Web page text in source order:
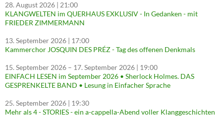
28. August 2026 | 21:00
KLANGWELTEN im QUERHAUS EXKLUSIV - In Gedanken - mit
FRIEDER ZIMMERMANN
13. September 2026 | 17:00
Kammerchor JOSQUIN DES PRÉZ - Tag des offenen Denkmals
15. September 2026 – 17. September 2026 | 19:00
EINFACH LESEN im September 2026 • Sherlock Holmes. DAS
GESPRENKELTE BAND • Lesung in Einfacher Sprache
25. September 2026 | 19:30
Mehr als 4 - STORIES - ein a-cappella-Abend voller Klanggeschichten